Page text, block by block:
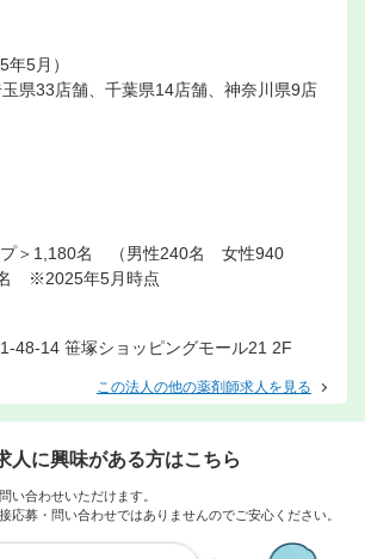
5月）
県33店舗、千葉県14店舗、神奈川県9店
プ＞1,180名 （男性240名 女性940
※2025年5月時点
48-14 笹塚ショッピングモール21 2F
この法人の他の薬剤師求人を見る
人に興味がある方はこちら
い合わせいただけます。
応募・問い合わせではありませんのでご安心ください。